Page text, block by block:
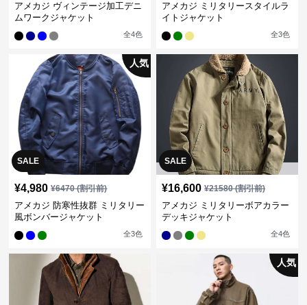
アメカジ ヴィンテージ加工デニ
ムワークジャケット
全4色
アメカジ ミリタリースタイルラ
イトジャケット
全3色
SALE
人気
¥4,980 ¥6470(割引前)
アメカジ 防寒性抜群 ミリタリー
風ボンバージャケット
全3色
SALE
¥16,600 ¥21580(割引前)
アメカジ ミリタリーボアカラー
デッキジャケット
全4色
人気